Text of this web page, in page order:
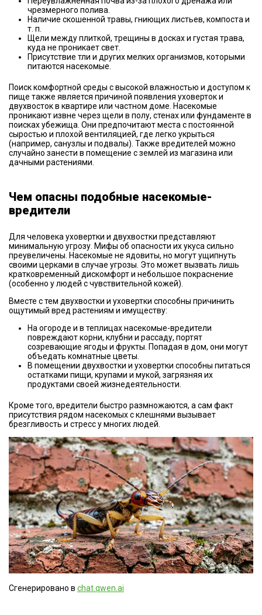
чрезмерного полива.
Наличие скошенной травы, гниющих листьев, компоста и
т. п.
Щели между плиткой, трещины в досках и густая трава,
куда не проникает свет.
Присутствие тли и других мелких организмов, которыми
питаются насекомые.
Поиск комфортной среды с высокой влажностью и доступом к
пище также является причиной появления уховерток и
двухвосток в квартире или частном доме. Насекомые
проникают извне через щели в полу, стенах или фундаменте в
поисках убежища. Они предпочитают места с постоянной
сыростью и плохой вентиляцией, где легко укрыться
(например, санузлы и подвалы). Также вредителей можно
случайно занести в помещение с землей из магазина или
дачными растениями.
Чем опасны подобные насекомые-
вредители
Для человека уховертки и двухвостки представляют
минимальную угрозу. Мифы об опасности их укуса сильно
преувеличены. Насекомые не ядовиты, но могут ущипнуть
своими церками в случае угрозы. Это может вызвать лишь
кратковременный дискомфорт и небольшое покраснение
(особенно у людей с чувствительной кожей).
Вместе с тем двухвостки и уховертки способны причинить
ощутимый вред растениям и имуществу:
На огороде и в теплицах насекомые-вредители
повреждают корни, клубни и рассаду, портят
созревающие ягоды и фрукты. Попадая в дом, они могут
объедать комнатные цветы.
В помещении двухвостки и уховертки способны питаться
остатками пищи, крупами и мукой, загрязняя их
продуктами своей жизнедеятельности.
Кроме того, вредители быстро размножаются, а сам факт
присутствия рядом насекомых с клешнями вызывает
брезгливость и стресс у многих людей.
Сгенерировано в chat.qwen.ai